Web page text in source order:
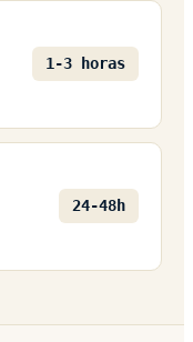
1-3 horas
24-48h